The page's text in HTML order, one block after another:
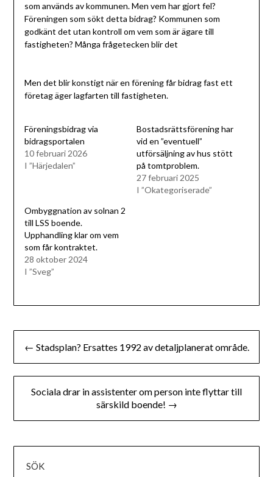
som används av kommunen. Men vem har gjort fel?
Föreningen som sökt detta bidrag? Kommunen som
godkänt det utan kontroll om vem som är ägare till
fastigheten? Många frågetecken blir det
Men det blir konstigt när en förening får bidrag fast ett
företag äger lagfarten till fastigheten.
Föreningsbidrag via
bidragsportalen
10 februari 2026
I ”Härjedalen”
Bostadsrättsförening har
vid en ”eventuell”
utförsäljning av hus stött
på tomtproblem.
27 februari 2025
I ”Okategoriserade”
Ombyggnation av solnan 2
till LSS boende.
Upphandling klar om vem
som får kontraktet.
28 oktober 2024
I ”Sveg”
Inläggsnavigering
← Stadsplan? Ersattes 1992 av detaljplanerat område.
Sociala drar in assistenter om person inte flyttar till
särskild boende! →
SÖK